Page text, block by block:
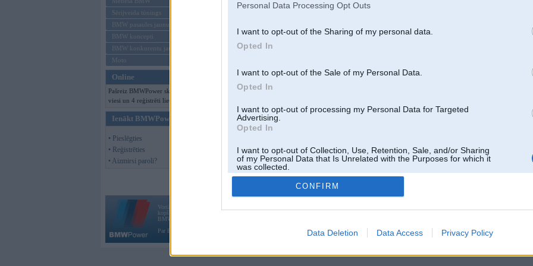
Personal Data Processing Opt Outs
I want to opt-out of the Sharing of my personal data.
Opted In
I want to opt-out of the Sale of my Personal Data.
Opted In
I want to opt-out of processing my Personal Data for Targeted
Advertising.
Opted In
I want to opt-out of Collection, Use, Retention, Sale, and/or Sharing
of my Personal Data that Is Unrelated with the Purposes for which it
was collected.
Opted Out
CONFIRM
Data Deletion Data Access Privacy Policy
Sērijveida tūnings
BMW pasaules jaunumi
BMW koncepti
BMW konkurentu jaunumi
Moto
Online
Pašreiz BMWPower skatās 165
viesi un 4 reģistrēti lietotāji.
Ienākt BMWPower
• Pieslēgties
• Reģistrēties
• Aizmirsi paroli?
Vortāls BMWPower.lv darbojas
kopš 2002. gada 14. maija. Tas nav auto klubs un nav saistīts ar
BMW AG.
Par BMWPower